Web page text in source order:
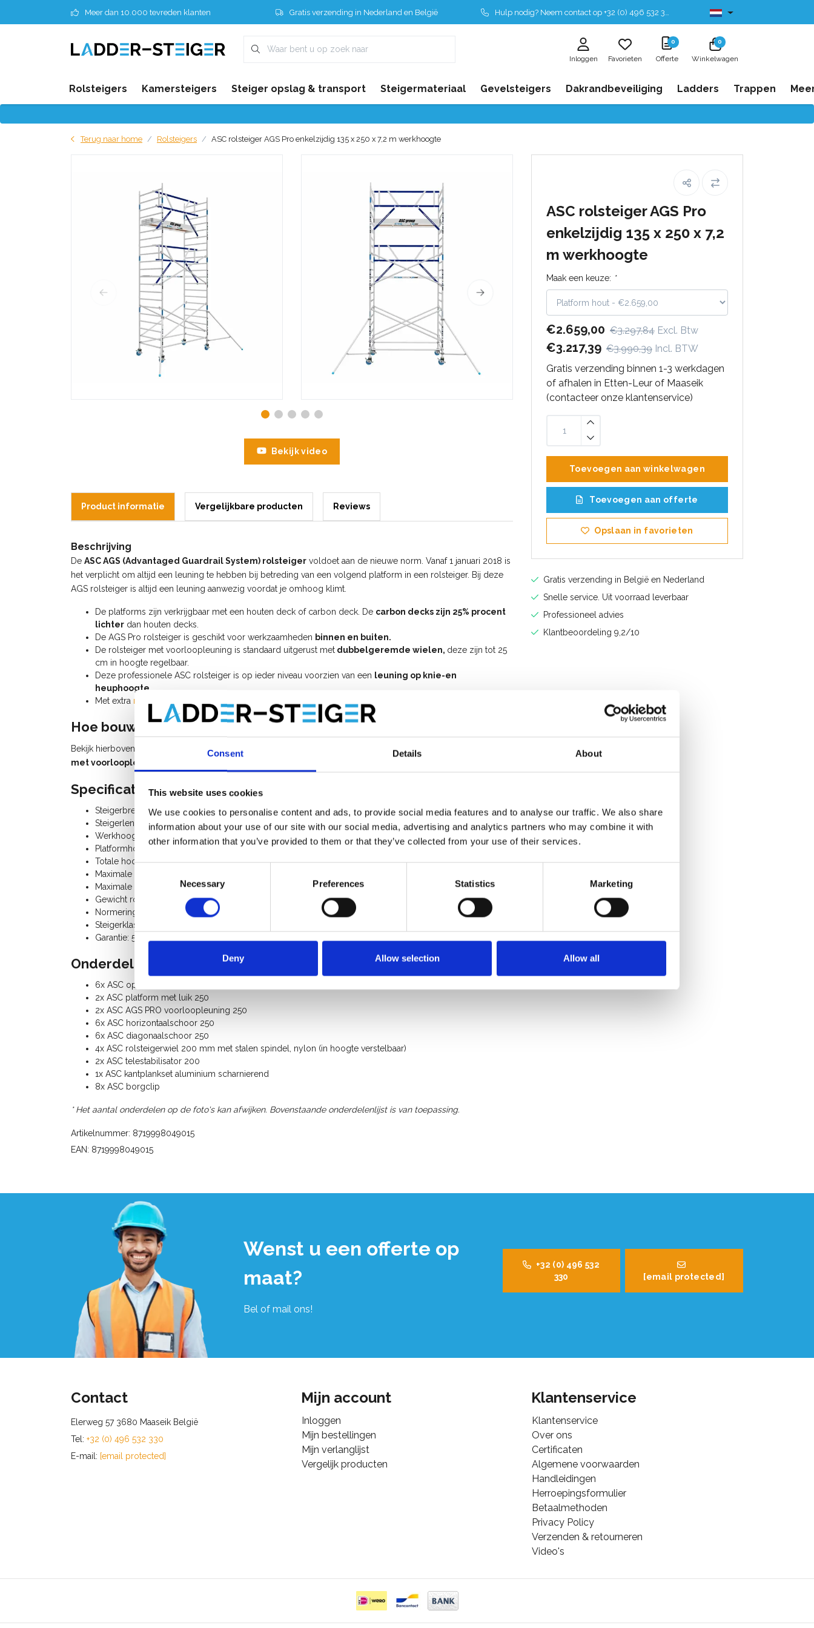
Consent Details About
This website uses cookies
We use cookies to personalise content and ads, to provide social media features and to analyse our traffic. We also share
information about your use of our site with our social media, advertising and analytics partners who may combine it with
other information that you’ve provided to them or that they’ve collected from your use of their services.
Necessary Preferences Statistics Marketing
Deny Allow selection Allow all
Meer dan 10.000 tevreden klanten Gratis verzending in Nederland en België Hulp nodig? Neem contact op +32 (0) 496 532 330 Leverbaar uit voorraad
Inloggen Favorieten
0
Offerte
0
Winkelwagen
Rolsteigers Kamersteigers Steiger opslag & transport Steigermateriaal Gevelsteigers Dakrandbeveiliging Ladders Trappen
Terug naar home Rolsteigers ASC rolsteiger AGS Pro enkelzijdig 135 x 250 x 7,2 m werkhoogte
ASC rolsteiger AGS Pro
enkelzijdig 135 x 250 x 7,2
m werkhoogte
Maak een keuze: *
€2.659,00 €3.297,84 Excl. Btw
€3.217,39 €3.990,39 Incl. BTW
Gratis verzending binnen 1-3 werkdagen
of afhalen in Etten-Leur of Maaseik
(contacteer onze klantenservice)
Toevoegen aan winkelwagen
Toevoegen aan offerte
Opslaan in favorieten
Gratis verzending in België en Nederland
Snelle service. Uit voorraad leverbaar
Professioneel advies
Klantbeoordeling 9,2/10
Bekijk video
Product informatie Vergelijkbare producten Reviews
Beschrijving
De ASC AGS (Advantaged Guardrail System) rolsteiger voldoet aan de nieuwe norm. Vanaf 1 januari 2018 is
het verplicht om altijd een leuning te hebben bij betreding van een volgend platform in een rolsteiger. Bij deze
AGS rolsteiger is altijd een leuning aanwezig voordat je omhoog klimt.
De platforms zijn verkrijgbaar met een houten deck of carbon deck. De carbon decks zijn 25% procent
lichter dan houten decks.
De AGS Pro rolsteiger is geschikt voor werkzaamheden binnen en buiten.
De rolsteiger met voorloopleuning is standaard uitgerust met dubbelgeremde wielen, deze zijn tot 25
cm in hoogte regelbaar.
Deze professionele ASC rolsteiger is op ieder niveau voorzien van een leuning op knie-en
heuphoogte
Met extra rolsteiger onderdelen
Hoe bouw ik een rolsteiger met voorloopleuningen op?
Bekijk hierboven de instructievideo (watch video) voor het opbouwen van de
ASC AGS PRO rolsteiger 135x250
met voorloopleuning
Specificaties:
Steigerbreedte: 1,35 m
Steigerlengte: 2,50 m
Werkhoogte: 7,20 m
Platformhoogte: 5,20 m
Totale hoogte rolsteiger: 6,20 m
Maximale belasting platform: 250 Kg
Maximale belasting rolsteiger: 750 Kg
Gewicht rolsteiger: 189 Kg
Normering: N-EN1004-3, EN 1298, TÜV-GS, professioneel gebruik
Steigerklasse III (200 Kg/m²)
Garantie: 5 jaar
Onderdelenlijst:
6x ASC opbouwframe 135-28-7
2x ASC platform met luik 250
2x ASC AGS PRO voorloopleuning 250
6x ASC horizontaalschoor 250
6x ASC diagonaalschoor 250
4x ASC rolsteigerwiel 200 mm met stalen spindel, nylon (in hoogte verstelbaar)
2x ASC telestabilisator 200
1x ASC kantplankset aluminium scharnierend
8x ASC borgclip
* Het aantal onderdelen op de foto's kan afwijken. Bovenstaande onderdelenlijst is van toepassing.
Artikelnummer: 8719998049015
EAN: 8719998049015
Wenst u een offerte op
maat?
Bel of mail ons!
+32 (0) 496 532
330
[email protected]
Contact
Elerweg 57 3680 Maaseik België
Tel: +32 (0) 496 532 330
E-mail: [email protected]
Mijn account
Inloggen
Mijn bestellingen
Mijn verlanglijst
Vergelijk producten
Klantenservice
Klantenservice
Over ons
Certificaten
Algemene voorwaarden
Handleidingen
Herroepingsformulier
Betaalmethoden
Privacy Policy
Verzenden & retourneren
Video's